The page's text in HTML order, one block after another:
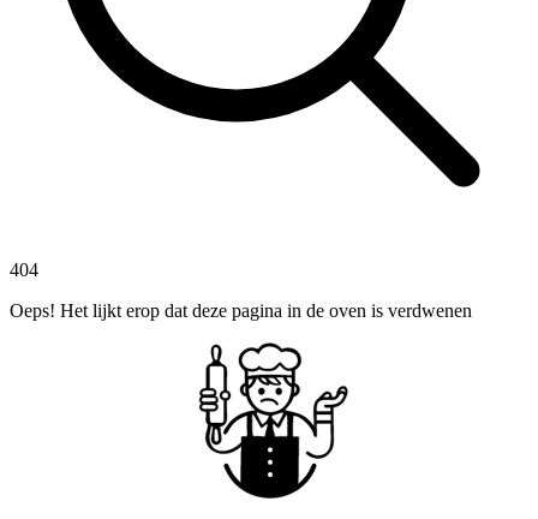
404
Oeps! Het lijkt erop dat deze pagina in de oven is verdwenen